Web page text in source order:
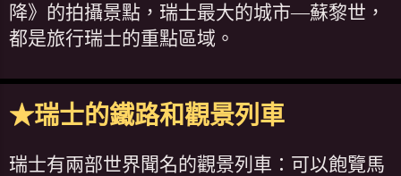
降》的拍攝景點，瑞士最大的城市—蘇黎世，
都是旅行瑞士的重點區域。
★瑞士的鐵路和觀景列車
瑞士有兩部世界聞名的觀景列車：可以飽覽馬